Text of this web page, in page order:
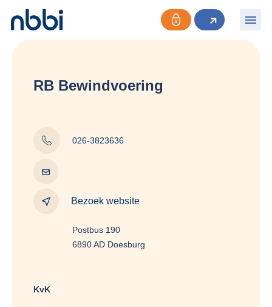
RB Bewindvoering
026-3823636
Bezoek website
Postbus 190
6890 AD Doesburg
KvK